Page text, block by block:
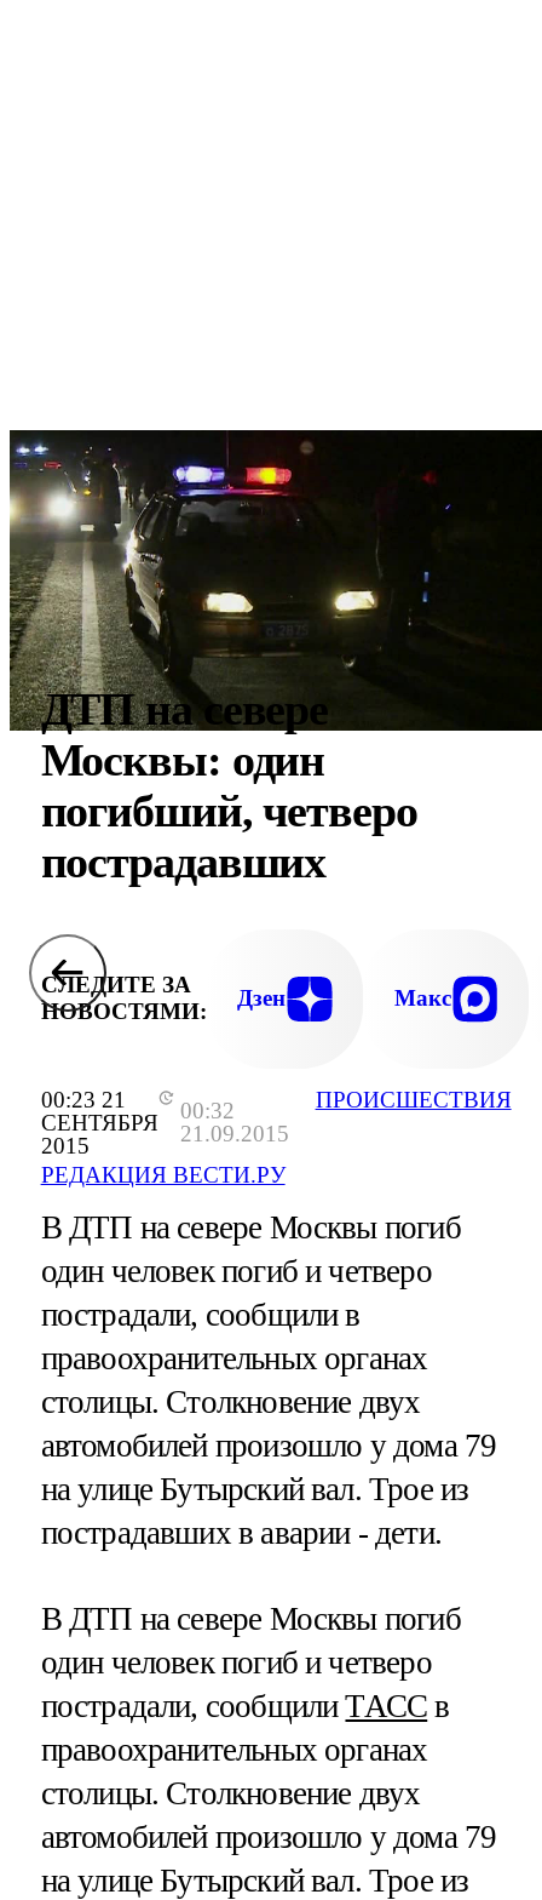
00:23 21
СЕНТЯБРЯ
2015
00:32
21.09.2015
РЕДАКЦИЯ ВЕСТИ.РУ
ПРОИСШЕСТВИЯ
ДТП на севере
Москвы: один
погибший, четверо
пострадавших
СЛЕДИТЕ ЗА
НОВОСТЯМИ:
Дзен Макс
В ДТП на севере Москвы погиб
один человек погиб и четверо
пострадали, сообщили в
правоохранительных органах
столицы. Столкновение двух
автомобилей произошло у дома 79
на улице Бутырский вал. Трое из
пострадавших в аварии - дети.
В ДТП на севере Москвы погиб
один человек погиб и четверо
пострадали, сообщилиТАСС в
правоохранительных органах
столицы. Столкновение двух
автомобилей произошло у дома 79
на улице Бутырский вал. Трое из